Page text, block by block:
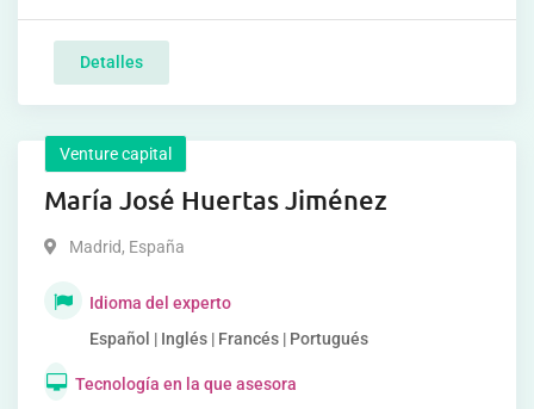
Detalles
Venture capital
María José Huertas Jiménez
Madrid, España
Idioma del experto
Español | Inglés | Francés | Portugués
Tecnología en la que asesora